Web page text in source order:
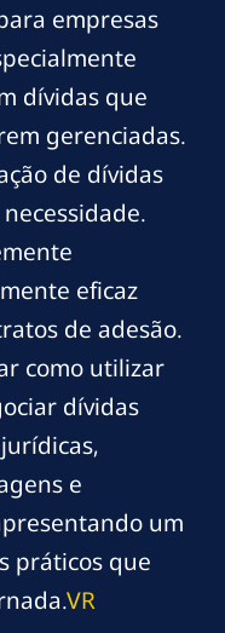
empresas
dívidas que
gerenciadas.
de dívidas
eficaz
de adesão.
como utilizar
dívidas
e
um
práticos que
VR